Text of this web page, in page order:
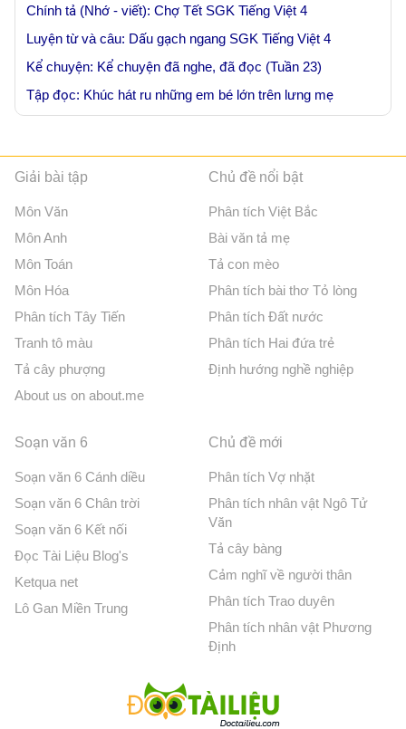
Chính tả (Nhớ - viết): Chợ Tết SGK Tiếng Việt 4
Luyện từ và câu: Dấu gạch ngang SGK Tiếng Việt 4
Kể chuyện: Kể chuyện đã nghe, đã đọc (Tuần 23)
Tập đọc: Khúc hát ru những em bé lớn trên lưng mẹ
Giải bài tập
Môn Văn
Môn Anh
Môn Toán
Môn Hóa
Phân tích Tây Tiến
Tranh tô màu
Tả cây phượng
About us on about.me
Chủ đề nổi bật
Phân tích Việt Bắc
Bài văn tả mẹ
Tả con mèo
Phân tích bài thơ Tỏ lòng
Phân tích Đất nước
Phân tích Hai đứa trẻ
Định hướng nghề nghiệp
Soạn văn 6
Soạn văn 6 Cánh diều
Soạn văn 6 Chân trời
Soạn văn 6 Kết nối
Đọc Tài Liệu Blog's
Ketqua net
Lô Gan Miền Trung
Chủ đề mới
Phân tích Vợ nhặt
Phân tích nhân vật Ngô Tử
Văn
Tả cây bàng
Cảm nghĩ về người thân
Phân tích Trao duyên
Phân tích nhân vật Phương
Định